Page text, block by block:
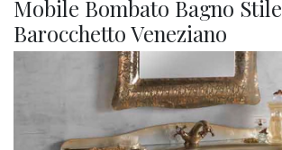
Mobile Bombato Bagno Stile
Barocchetto Veneziano